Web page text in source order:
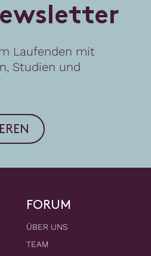
ewsletter
Laufenden mit
Studien und
FORUM
ÜBER UNS
TEAM